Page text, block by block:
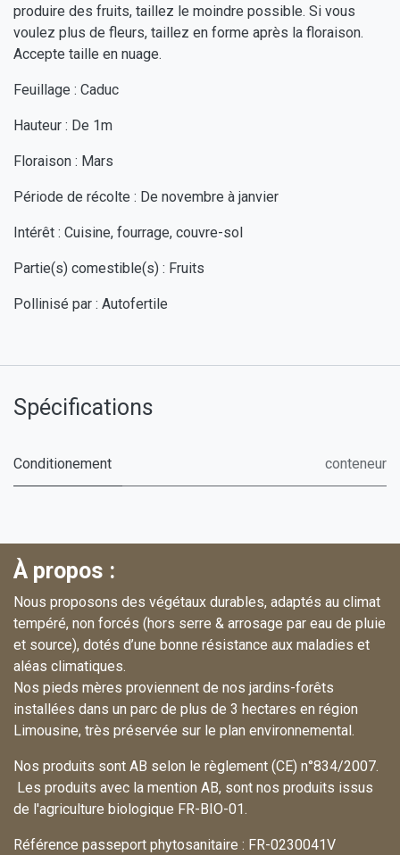
produire des fruits, taillez le moindre possible. Si vous
voulez plus de fleurs, taillez en forme après la floraison.
Accepte taille en nuage.
Feuillage : Caduc
Hauteur : De 1m
Floraison : Mars
Période de récolte : De novembre à janvier
Intérêt : Cuisine, fourrage, couvre-sol
Partie(s) comestible(s) : Fruits
Pollinisé par : Autofertile
Spécifications
Conditionement conteneur
À propos :
Nous proposons des végétaux durables, adaptés au climat
tempéré, non forcés (hors serre & arrosage par eau de pluie
et source), dotés d’une bonne résistance aux maladies et
aléas climatiques.
Nos pieds mères proviennent de nos jardins-forêts
installées dans un parc de plus de 3 hectares en région
Limousine, très préservée sur le plan environnemental.
Nos produits sont AB selon le règlement (CE) n°834/2007.
Les produits avec la mention AB, sont nos produits issus
de l'agriculture biologique FR-BIO-01.
Référence passeport phytosanitaire : FR-0230041V